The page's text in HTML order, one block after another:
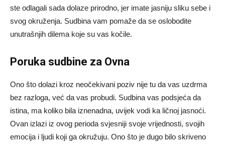
ste odlagali sada dolaze prirodno, jer imate jasniju sliku sebe i
svog okruženja. Sudbina vam pomaže da se oslobodite
unutrašnjih dilema koje su vas kočile.
Poruka sudbine za Ovna
Ono što dolazi kroz neočekivani poziv nije tu da vas uzdrma
bez razloga, već da vas probudi. Sudbina vas podsjeća da
istina, ma koliko bila iznenadna, uvijek vodi ka ličnoj jasnoći.
Ovan izlazi iz ovog perioda svjesniji svoje vrijednosti, svojih
emocija i ljudi koji ga okružuju. Ono što je dugo bilo skriveno